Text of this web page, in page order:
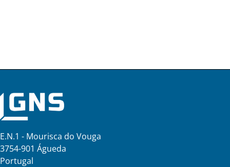
E.N.1 - Mourisca do Vouga
3754-901 Águeda
Portugal